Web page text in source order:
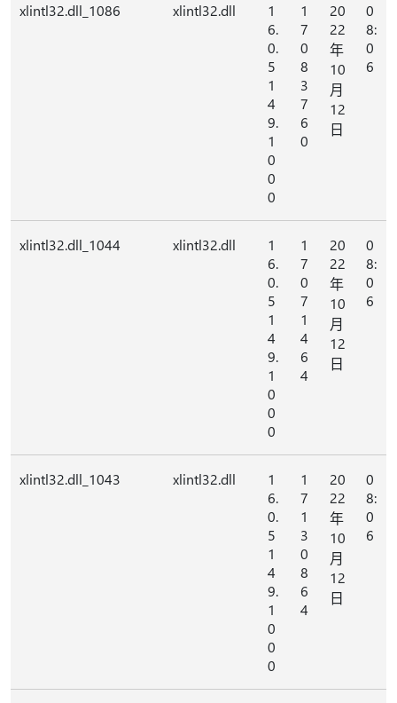
xlintl32.dll_1086 xlintl32.dll
1
6.
0.
5
1
4
9.
1
0
0
0
1
7
0
8
3
7
6
0
20
22
年
10
月
12
日
0
8:
0
6
xlintl32.dll_1044 xlintl32.dll
1
6.
0.
5
1
4
9.
1
0
0
0
1
7
0
7
1
4
6
4
20
22
年
10
月
12
日
0
8:
0
6
xlintl32.dll_1043 xlintl32.dll
1
6.
0.
5
1
4
9.
1
0
0
0
1
7
1
3
0
8
6
4
20
22
年
10
月
12
日
0
8:
0
6